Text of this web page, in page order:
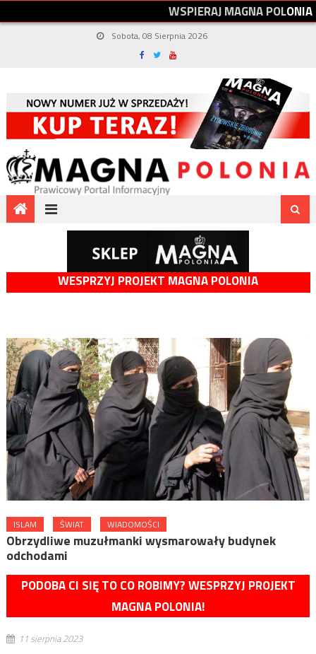
WSPIERAJMAGNAPOLONIA
Sobota, 08 Sierpnia 2026
WESPRZYJ PROJEKT MAGNA POLONIA
ISLAM ŚWIAT WIADOMOŚCI
Obrzydliwe muzułmanki wysmarowały budynek
odchodami
PODOBA CI SIĘ TO CO ROBIMY? WESPRZYJ PROJEKT
MAGNA POLONIA!
11 sierpnia 2023